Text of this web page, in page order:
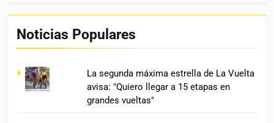
Noticias Populares
La segunda máxima estrella de La Vuelta
avisa: "Quiero llegar a 15 etapas en
grandes vueltas"